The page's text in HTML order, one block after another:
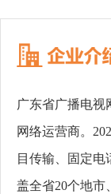
广东省广播电视
网络运营商。
目传输、固定
盖全省20个地市